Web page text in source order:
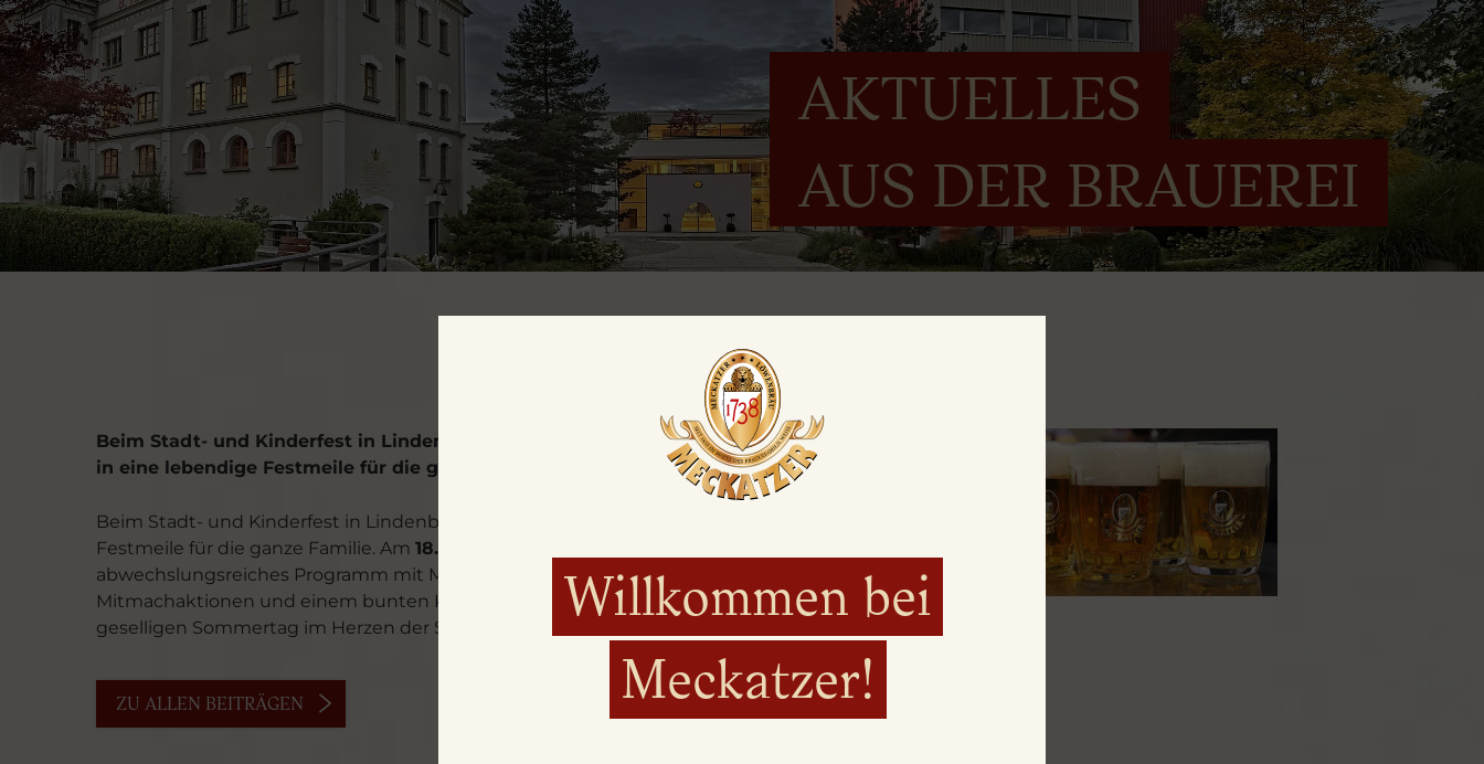
Willkommen bei
Meckatzer!
AKTUELLES
AUS DER BRAUEREI
Stadtfest Lindenberg
Beim Stadt- und Kinderfest in Lindenberg am 18. Juli 2026 verwandelt sich die Innenstadt
in eine lebendige Festmeile für die ganze Familie.
Beim Stadt- und Kinderfest in Lindenberg verwandelt sich die Innenstadt in eine lebendige
Festmeile für die ganze Familie. Am 18. Juli 2026
abwechslungsreiches Programm mit Musik, Unterhaltung, kulinarischen Angeboten,
Mitmachaktionen und einem bunten Kinderprogramm – beste Voraussetzungen für einen
geselligen Sommertag im Herzen der Stadt.
ZU ALLEN BEITRÄGEN